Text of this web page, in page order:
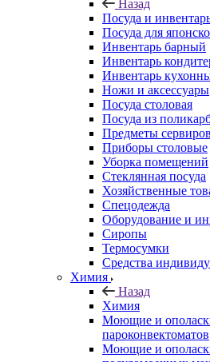
Назад
Посуда и
Посуда для
Инвентарь барный
Инвентарь
Инвентарь
Ножи и аксессуары
Посуда столовая
Посуда из
Предметы
Приборы столовые
Уборка помещений
Стеклянная посуда
Хозяйственные
Спецодежда
Оборудование и
Сиропы
Термосумки
Средства
Химия
Назад
Химия
Моющие и
пароконвектоматов
Моющие и